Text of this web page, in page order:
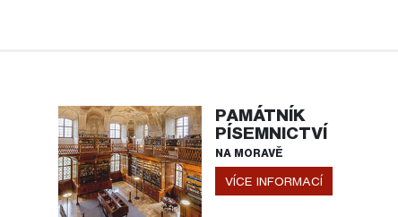
PAMÁTNÍK
PÍSEMNICTVÍ
NA MORAVĚ
VÍCE INFORMACÍ